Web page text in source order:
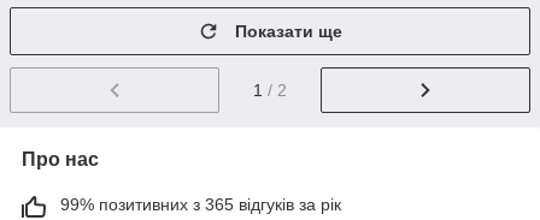
Показати ще
1 / 2
Про нас
99% позитивних з 365 відгуків за рік